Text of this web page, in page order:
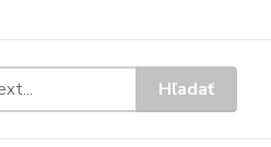
Hľadať